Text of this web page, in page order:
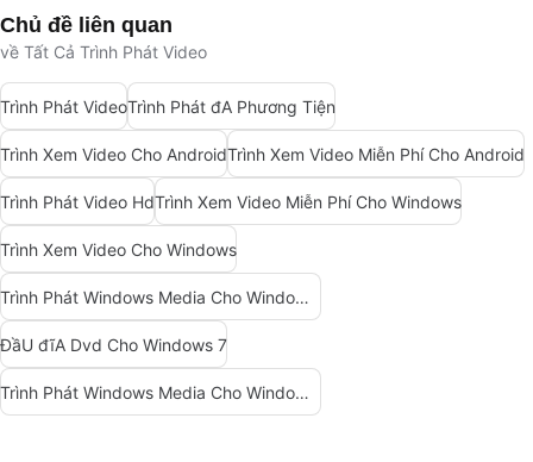
Chủ đề liên quan
về Tất Cả Trình Phát Video
Trình Phát VideoTrình Phát đA Phương Tiện
Trình Xem Video Cho AndroidTrình Xem Video Miễn Phí Cho Android
Trình Phát Video HdTrình Xem Video Miễn Phí Cho Windows
Trình Xem Video Cho Windows
Trình Phát Windows Media Cho Windows 10
ĐầU đĩA Dvd Cho Windows 7
Trình Phát Windows Media Cho Windows 7